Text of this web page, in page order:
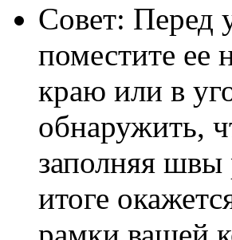
Совет: Перед
поместите ее
краю или в
обнаружить,
заполняя швы
итоге